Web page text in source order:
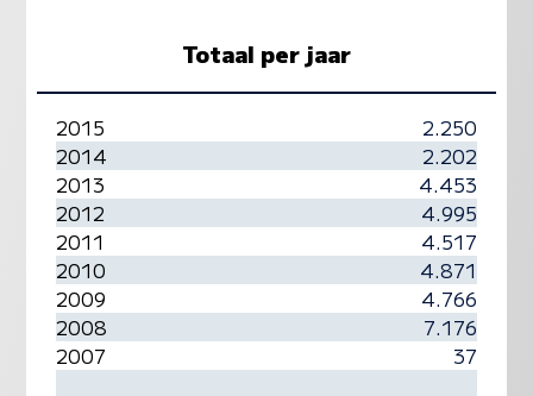
Totaal per jaar
2015
2.250
2014
2.202
2013
4.453
2012
4.995
2011
4.517
2010
4.871
2009
4.766
2008
7.176
2007
37